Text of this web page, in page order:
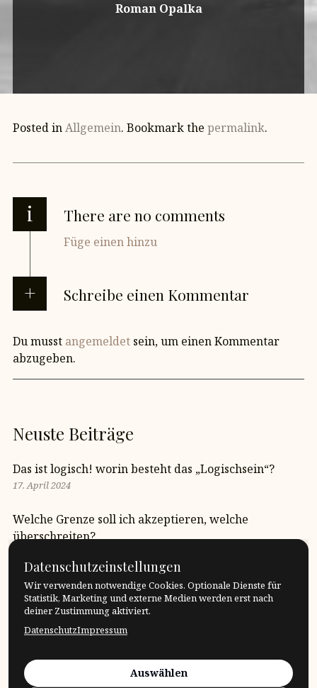
Roman Opalka
Posted inAllgemein. Bookmark the permalink.
i There are no comments
Füge einen hinzu
Schreibe einen Kommentar
Du musst angemeldet sein, um einen Kommentar
abzugeben.
Neuste Beiträge
Das ist logisch! worin besteht das „Logischsein“?
17. April 2024
Welche Grenze soll ich akzeptieren, welche
überschreiten?
Wie gross ist unsere Sprachinsel?
17. April 2024
Quote: Roman Opalka
Datenschutzeinstellungen
Wir verwenden notwendige Cookies. Optionale Dienste für
Statistik, Marketing und externe Medien werden erst nach
deiner Zustimmung aktiviert.
DatenschutzImpressum
Auswählen